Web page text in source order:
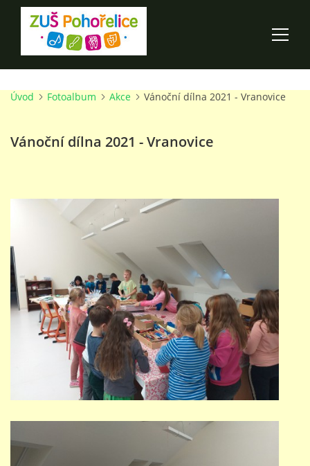
ÚVOD
100 LET ZUŠ POHOŘELICE
TALENTOVÉ ZKOUŠKY
STUDIJNÍ OBORY
Úvod Fotoalbum Akce Vánoční dílna 2021 - Vranovice
Vánoční dílna 2021 - Vranovice